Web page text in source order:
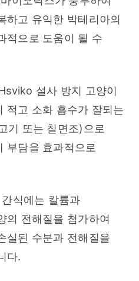
하고 유익한 박테리아의
적으로 도움이 될 수
설사 방지 고양이
적고 소화 흡수가 잘되는
기 또는 칠면조)으로
부담을 효과적으로
식에는 칼륨과
의 전해질을 첨가하여
실된 수분과 전해질을
다.